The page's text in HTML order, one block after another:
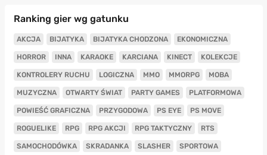
Ranking gier wg gatunku
AKCJA BIJATYKA BIJATYKA CHODZONA EKONOMICZNA
HORROR INNA KARAOKE KARCIANA KINECT KOLEKCJE
KONTROLERY RUCHU LOGICZNA MMO MMORPG MOBA
MUZYCZNA OTWARTY ŚWIAT PARTY GAMES PLATFORMOWA
POWIEŚĆ GRAFICZNA PRZYGODOWA PS EYE PS MOVE
ROGUELIKE RPG RPG AKCJI RPG TAKTYCZNY RTS
SAMOCHODÓWKA SKRADANKA SLASHER SPORTOWA